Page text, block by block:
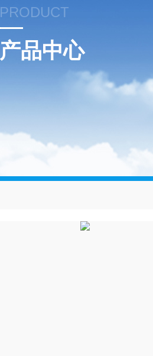
PRODUCT
产品中心